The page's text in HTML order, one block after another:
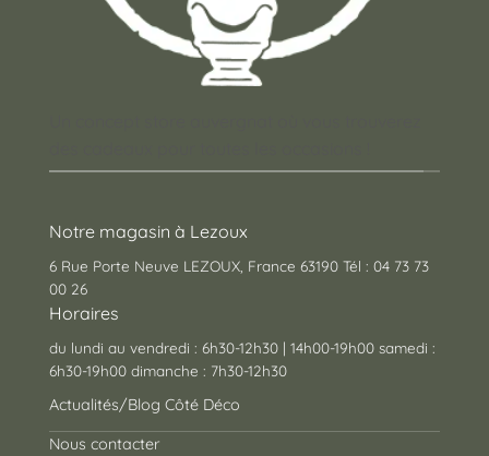
Notre magasin à Lezoux
6 Rue Porte Neuve LEZOUX, France 63190 Tél : 04 73 73
00 26
Horaires
du lundi au vendredi : 6h30-12h30 | 14h00-19h00 samedi :
6h30-19h00 dimanche : 7h30-12h30
Actualités/Blog Côté Déco
Nous contacter